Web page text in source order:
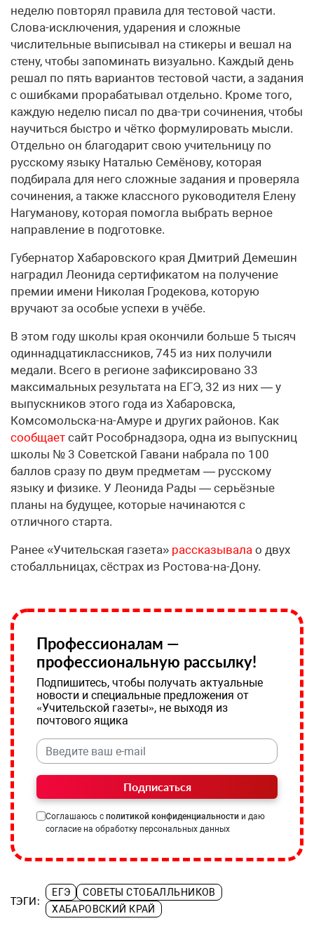
неделю повторял правила для тестовой части.
Слова-исключения, ударения и сложные
числительные выписывал на стикеры и вешал на
стену, чтобы запоминать визуально. Каждый день
решал по пять вариантов тестовой части, а задания
с ошибками прорабатывал отдельно. Кроме того,
каждую неделю писал по два-три сочинения, чтобы
научиться быстро и чётко формулировать мысли.
Отдельно он благодарит свою учительницу по
русскому языку Наталью Семёнову, которая
подбирала для него сложные задания и проверяла
сочинения, а также классного руководителя Елену
Нагуманову, которая помогла выбрать верное
направление в подготовке.
Губернатор Хабаровского края Дмитрий Демешин
наградил Леонида сертификатом на получение
премии имени Николая Гродекова, которую
вручают за особые успехи в учёбе.
В этом году школы края окончили больше 5 тысяч
одиннадцатиклассников, 745 из них получили
медали. Всего в регионе зафиксировано 33
максимальных результата на ЕГЭ, 32 из них — у
выпускников этого года из Хабаровска,
Комсомольска-на-Амуре и других районов. Как
сообщает сайт Рособрнадзора, одна из выпускниц
школы № 3 Советской Гавани набрала по 100
баллов сразу по двум предметам — русскому
языку и физике. У Леонида Рады — серьёзные
планы на будущее, которые начинаются с
отличного старта.
Ранее «Учительская газета» рассказывала о двух
стобалльницах, сёстрах из Ростова-на-Дону.
Профессионалам —
профессиональную рассылку!
Подпишитесь, чтобы получать актуальные
новости и специальные предложения от
«Учительской газеты», не выходя из
почтового ящика
Подписаться
Соглашаюсь с политикой конфиденциальности и даю
согласие на обработку персональных данных
ТЭГИ:
ЕГЭ
СОВЕТЫ СТОБАЛЛЬНИКОВ
ХАБАРОВСКИЙ КРАЙ